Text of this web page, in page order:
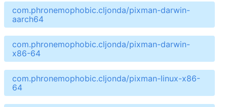
com.phronemophobic.cljonda/pixman-darwin-
aarch64
com.phronemophobic.cljonda/pixman-darwin-
x86-64
com.phronemophobic.cljonda/pixman-linux-x86-
64